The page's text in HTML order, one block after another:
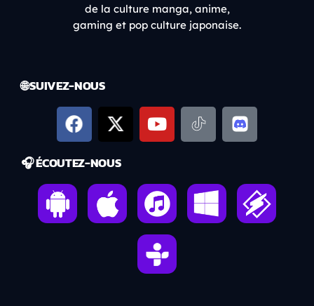
de la culture manga, anime,
gaming et pop culture japonaise.
🌐 SUIVEZ-NOUS
🎧 ÉCOUTEZ-NOUS